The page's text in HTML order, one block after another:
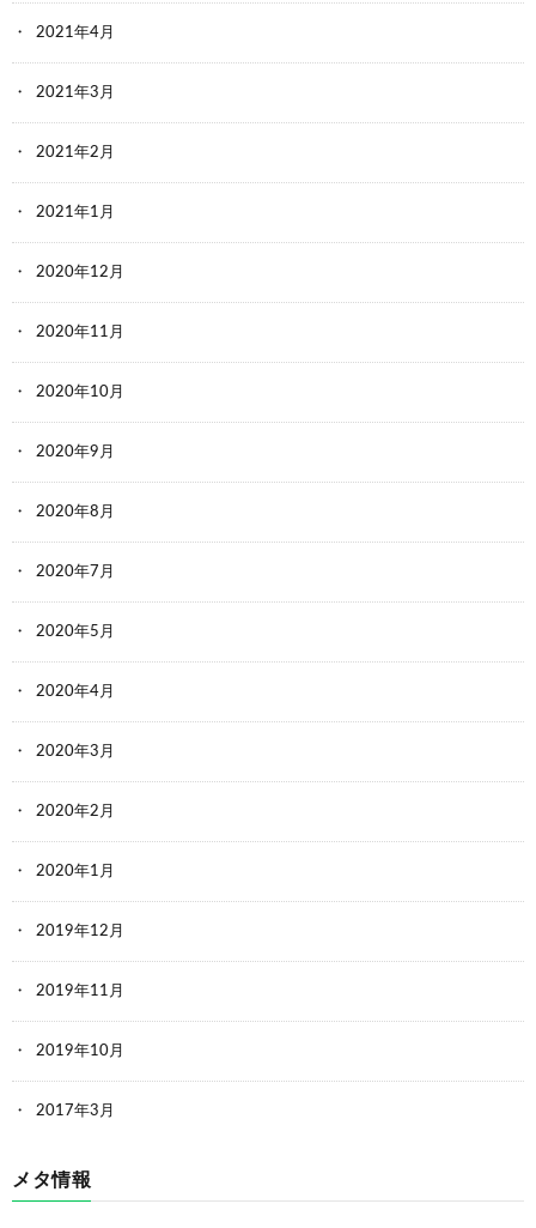
2021年4月
2021年3月
2021年2月
2021年1月
2020年12月
2020年11月
2020年10月
2020年9月
2020年8月
2020年7月
2020年5月
2020年4月
2020年3月
2020年2月
2020年1月
2019年12月
2019年11月
2019年10月
2017年3月
メタ情報